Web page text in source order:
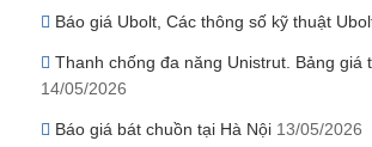
Báo giá Ubolt, Các thông số kỹ thuật
Thanh chống đa năng Unistrut. Bảng giá
14/05/2026
Báo giá bát chuồn tại Hà Nội 13/05/2026